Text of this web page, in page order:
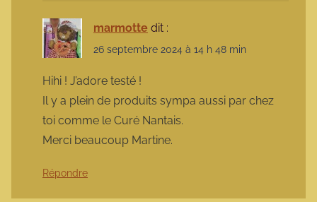
marmotte dit :
26 septembre 2024 à 14 h 48 min
Hihi ! J’adore testé !
Il y a plein de produits sympa aussi par chez
toi comme le Curé Nantais.
Merci beaucoup Martine.
Répondre